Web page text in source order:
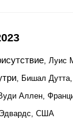
, Луис
, Бишал
Аллен,
Эдвардс, США